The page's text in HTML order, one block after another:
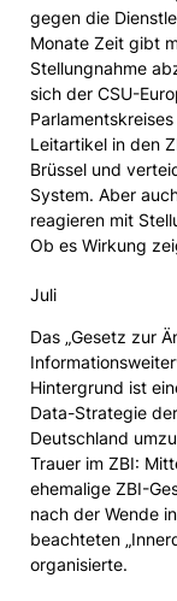
gegen die
Monate Zeit gibt
Stellungnahme
sich der CSU-
Leitartikel in den
Brüssel und
System. Aber
reagieren mit
Ob es Wirkung
Juli
Das „Gesetz zur
Hintergrund ist
Data-Strategie
Deutschland
Trauer im ZBI:
ehemalige ZBI-
nach der Wende
beachteten
organisierte.